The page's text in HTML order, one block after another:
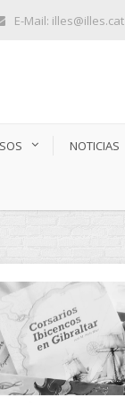
E-Mail: illes@illes.cat
NOTICIAS